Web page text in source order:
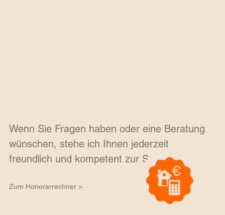
Wenn Sie Fragen haben oder eine Beratung
wünschen, stehe ich Ihnen jederzeit
freundlich und kompetent zur Seite!
Zum Honorarrechner >